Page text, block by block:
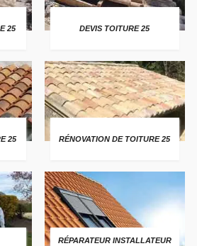
25 DEVIS TOITURE 25
25 RÉNOVATION DE TOITURE 25
RÉPARATEUR INSTALLATEUR